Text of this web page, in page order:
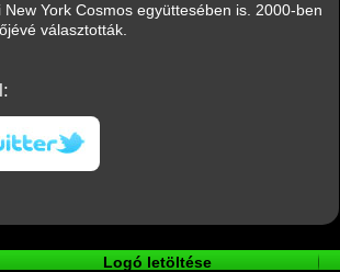
York Cosmos együttesében is. 2000-ben
választották.
Logó letöltése